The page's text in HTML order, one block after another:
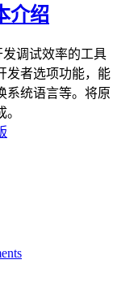
介绍
发调试效率的工具
发者选项功能，能
系统语言等。将原